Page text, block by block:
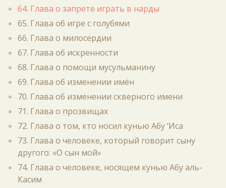
64. Глава о запрете играть в нарды
65. Глава об игре с голубями
66. Глава о милосердии
67. Глава об искренности
68. Глава о помощи мусульманину
69. Глава об изменении имён
70. Глава об изменении скверного имени
71. Глава о прозвищах
72. Глава о том, кто носил кунью Абу ‘Иса
73. Глава о человеке, который говорит сыну
другого: «О сын мой»
74. Глава о человеке, носящем кунью Абу аль-
Касим